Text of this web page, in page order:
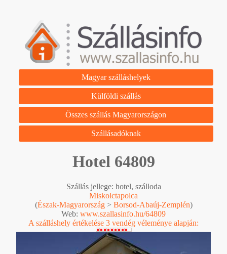
Magyar szálláshelyek
Külföldi szállás
Összes szállás Magyarországon
Szállásadóknak
Hotel 64809
Szállás jellege: hotel, szálloda
Miskolctapolca
(Észak-Magyarország> Borsod-Abaúj-Zemplén)
Web: www.szallasinfo.hu/64809
A szálláshely értékelése 3 vendég véleménye alapján: